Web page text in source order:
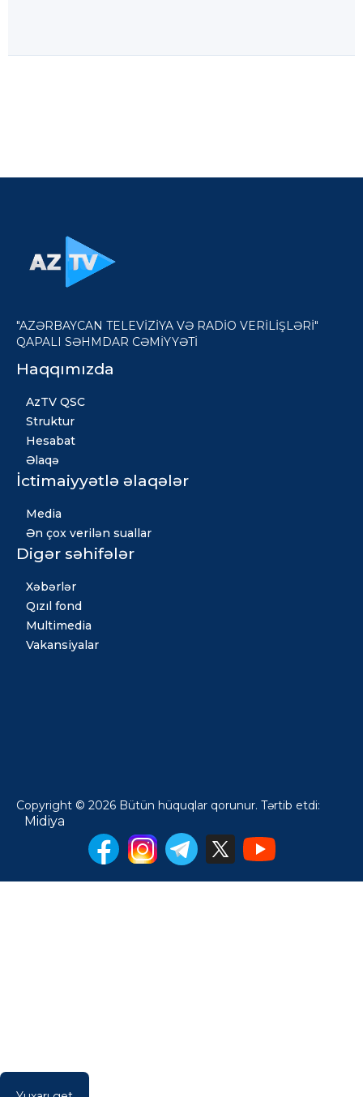
"AZƏRBAYCAN TELEVİZİYA VƏ RADİO VERİLİŞLƏRİ"
QAPALI SƏHMDAR CƏMİYYƏTİ
Haqqımızda
AzTV QSC
Struktur
Hesabat
Əlaqə
İctimaiyyətlə əlaqələr
Media
Ən çox verilən suallar
Digər səhifələr
Xəbərlər
Qızıl fond
Multimedia
Vakansiyalar
Copyright © 2026 Bütün hüquqlar qorunur. Tərtib etdi:
Midiya